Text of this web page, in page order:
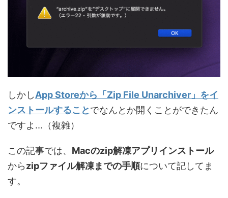
しかしApp Storeから「Zip File Unarchiver」をイ
ンストールすることでなんとか開くことができたん
ですよ...（複雑）
この記事では、 Macのzip解凍アプリインストール
からzipファイル解凍までの手順について記してま
す。